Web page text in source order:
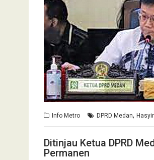
Info Metro DPRD Medan,
Ditinjau Ketua DPRD
Permanen